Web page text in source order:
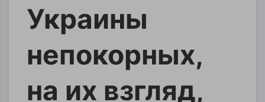
Украины
непокорных,
на их взгляд,